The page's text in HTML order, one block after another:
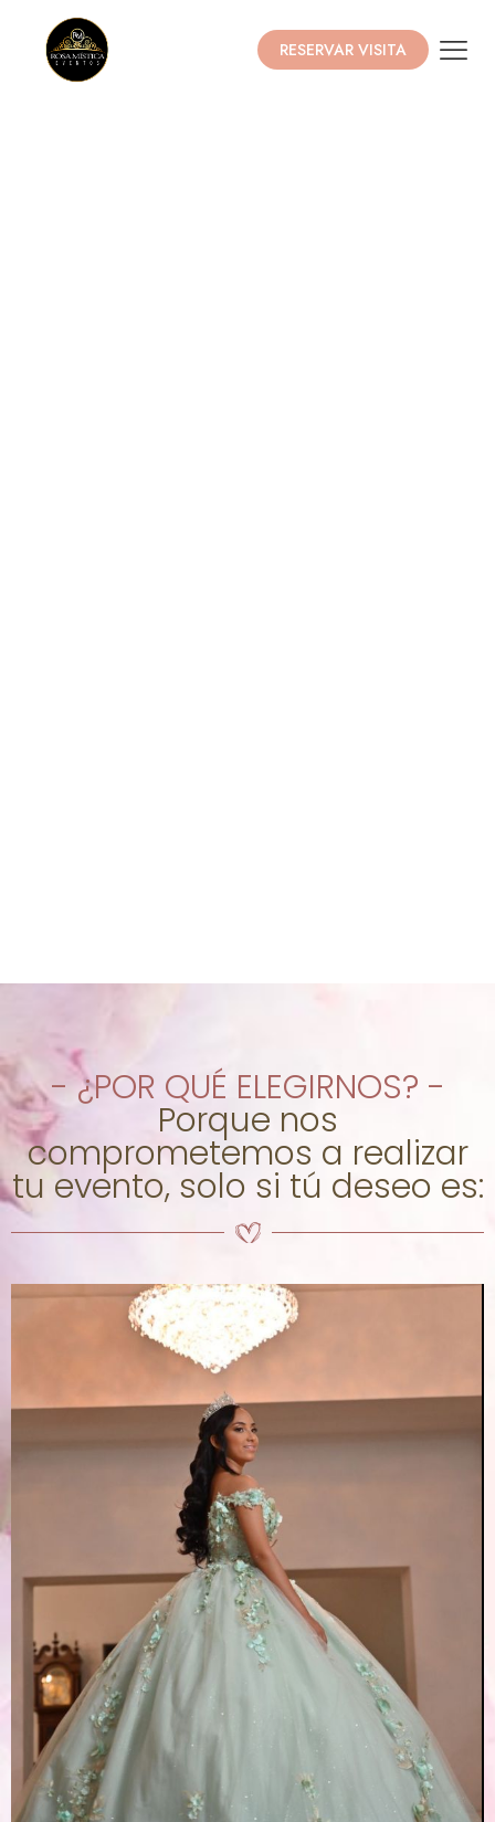
RESERVAR VISITA
- ¿POR QUÉ ELEGIRNOS? -
Porque nos
comprometemos a realizar
tu evento, solo si tú deseo es: